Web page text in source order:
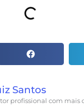
Santos
profissional com mais